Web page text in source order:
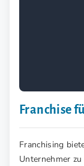
Franchise
Franchising
Unternehmer